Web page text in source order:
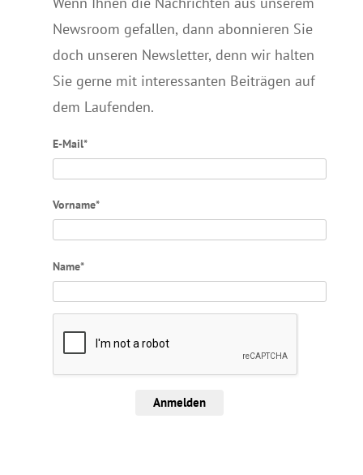
Newsroom gefallen, dann abonnieren Sie
doch unseren Newsletter, denn wir halten
Sie gerne mit interessanten Beiträgen auf
dem Laufenden.
E-Mail*
Vorname*
Name*
Anmelden